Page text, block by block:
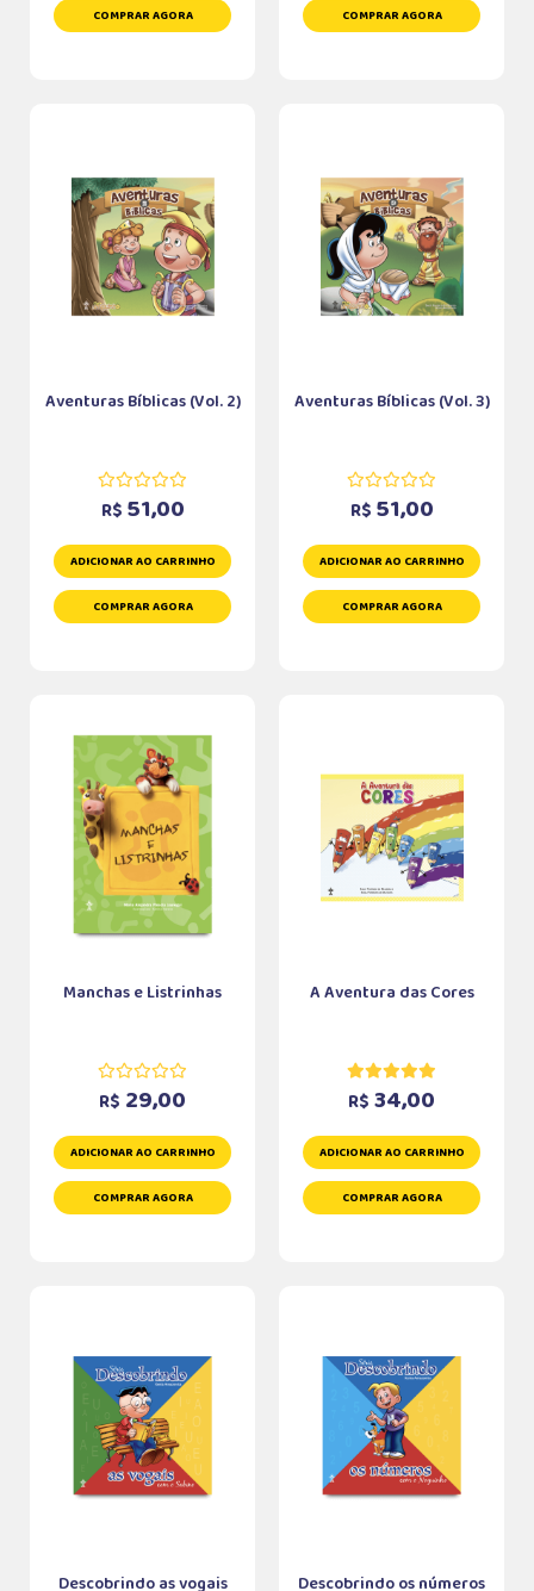
COMPRAR AGORA COMPRAR AGORA
Aventuras Bíblicas (Vol. 2)
R$ 51,00
ADICIONAR AO CARRINHO
COMPRAR AGORA
Aventuras Bíblicas (Vol. 3)
R$ 51,00
ADICIONAR AO CARRINHO
COMPRAR AGORA
Manchas e Listrinhas
R$ 29,00
ADICIONAR AO CARRINHO
COMPRAR AGORA
A Aventura das Cores
R$ 34,00
ADICIONAR AO CARRINHO
COMPRAR AGORA
Descobrindo as vogais Descobrindo os números